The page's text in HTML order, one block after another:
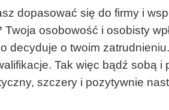
dopasować się do firmy i
Twoja osobowość i osobisty
decyduje o twoim
Tak więc bądź sobą
szczery i pozytywnie